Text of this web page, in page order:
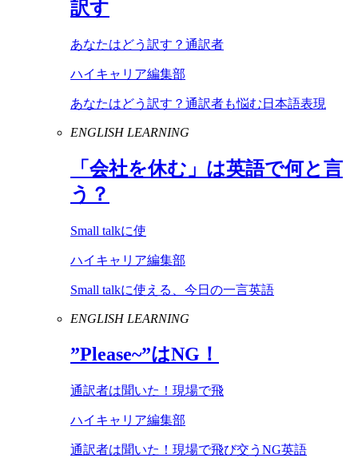
訳す
あなたはどう訳す？通訳者
ハイキャリア編集部
あなたはどう訳す？通訳者も悩む日本語表現
ENGLISH LEARNING
「会社を休む」は英語で何と言
う？
Small talkに使
ハイキャリア編集部
Small talkに使える、今日の一言英語
ENGLISH LEARNING
”Please~”はNG ！
通訳者は聞いた！現場で飛
ハイキャリア編集部
通訳者は聞いた！現場で飛び交うNG英語